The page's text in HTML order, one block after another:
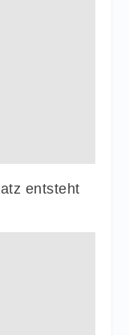
entsteht